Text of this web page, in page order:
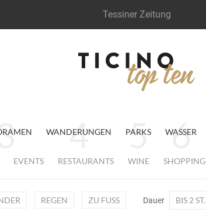
Tessiner Zeitung
WANDERUNGEN PARKS WASSER
EVENTS RESTAURANTS WINE SHOPPING
REGEN ZU FUSS Dauer BIS 2 ST.